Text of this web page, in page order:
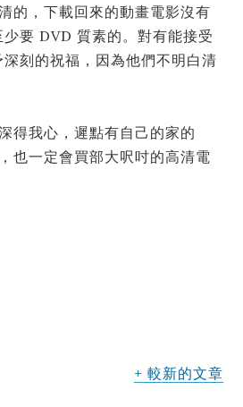
的，下載回來的動畫電影沒有
要 DVD 質素的。對有能接受
刻的祝福，因為他們不明白清
得我心，遲點有自己的家的
也一定會買部大呎吋的高清電
較新的文章